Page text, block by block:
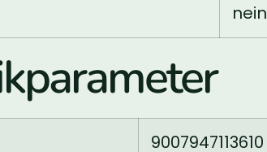
nein
9007947113610